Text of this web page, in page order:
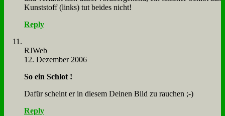
Kunst­stoff (links) tut bei­des nicht!
Reply
RJ­Web
12. Dezember 2006
So ein Schlot !
Da­für scheint er in die­sem Dei­nen Bild zu rau­chen ;-)
Reply